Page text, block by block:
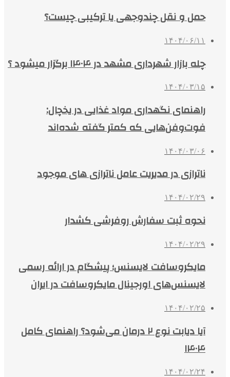
حمل و نقل چندوجهی یا ترکیبی چیست؟
۱۴۰۴/۰۶/۱۱
چله بازار شهرداری مشهد در ۱۴۰۴ برگزار میشود ؟
۱۴۰۴/۰۳/۱۵
راهنمای نگهداری مواد غذایی در یخچال:
فوت‌وفن‌هایی که کمتر گفته شده‌اند
۱۴۰۴/۰۳/۰۶
ناترازی در مدیریت عامل ناترازی های موجود
۱۴۰۴/۰۲/۲۹
نحوه ثبت سفارش روفرشی کشدار
۱۴۰۴/۰۲/۲۹
مایکروسافت لایسنس؛ پیشگام در ارائه رسمی
لایسنس‌های اورجینال مایکروسافت در ایران
۱۴۰۴/۰۲/۲۵
آیا دیابت نوع ۲ درمان می‌شود؟ راهنمای کامل
۱۴۰۴
۱۴۰۴/۰۲/۲۴